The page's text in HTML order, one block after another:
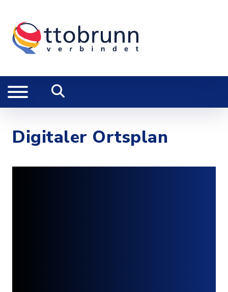
Digitaler Ortsplan